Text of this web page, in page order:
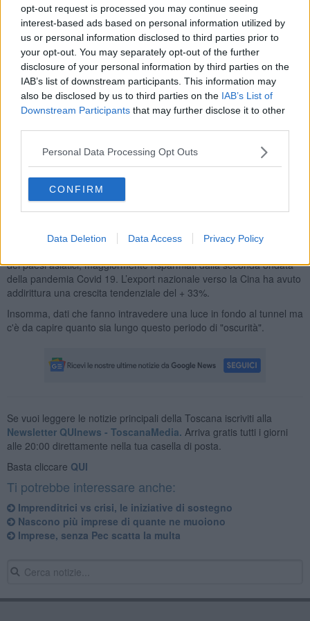
opt-out request is processed you may continue seeing
interest-based ads based on personal information utilized by
us or personal information disclosed to third parties prior to
your opt-out. You may separately opt-out of the further
disclosure of your personal information by third parties on the
IAB’s list of downstream participants. This information may
also be disclosed by us to third parties on the IAB’s List of
Downstream Participants that may further disclose it to other
Personal Data Processing Opt Outs
CONFIRM
Data Deletion Data Access Privacy Policy
invece1.191su36.888.
Ma non è finita qui. Sì perché poi ci sono tutte quelle attività che,
pur non avendo obblighi di chiusura al pubblico, sono penalizzate
dalla scarsa circolazione di persone e pertanto, visto il crollo degli
affari, preferiscono restare chiuse. In questo caso sono soprattutto
Per quanto riguarda le attività
produttive industriali ed
artigianali, l’agricoltura, l’edilizia ed i servizi
non sono previste
limitazioni di alcun genere se non quelle derivanti dagli andamenti
negativi di ordinativi e fatturati di alcuni settori.
Per quanto concerne laproduzione, i segnali provenienti dai
incoraggianti: il dato nazionale registra un + 2,1 % a settembre
dei paesi asiatici, maggiormente risparmiati dalla seconda ondata
della pandemia Covid 19. L’export nazionale verso la Cina ha avuto
addirittura una crescita tendenziale del + 33%.
Insomma, dati che fanno intravedere una luce in fondo al tunnel ma
c'è da capire quanto sia lungo questo periodo di "oscurità".
Se vuoi leggere le notizie principali della Toscana iscriviti alla
Newsletter QUInews - ToscanaMedia. Arriva gratis tutti i giorni
alle 20:00 direttamente nella tua casella di posta.
Basta cliccare QUI
Ti potrebbe interessare anche:
Imprenditrici vs crisi, le iniziative di sostegno
Nascono più imprese di quante ne muoiono
​Imprese, senza Pec scatta la multa